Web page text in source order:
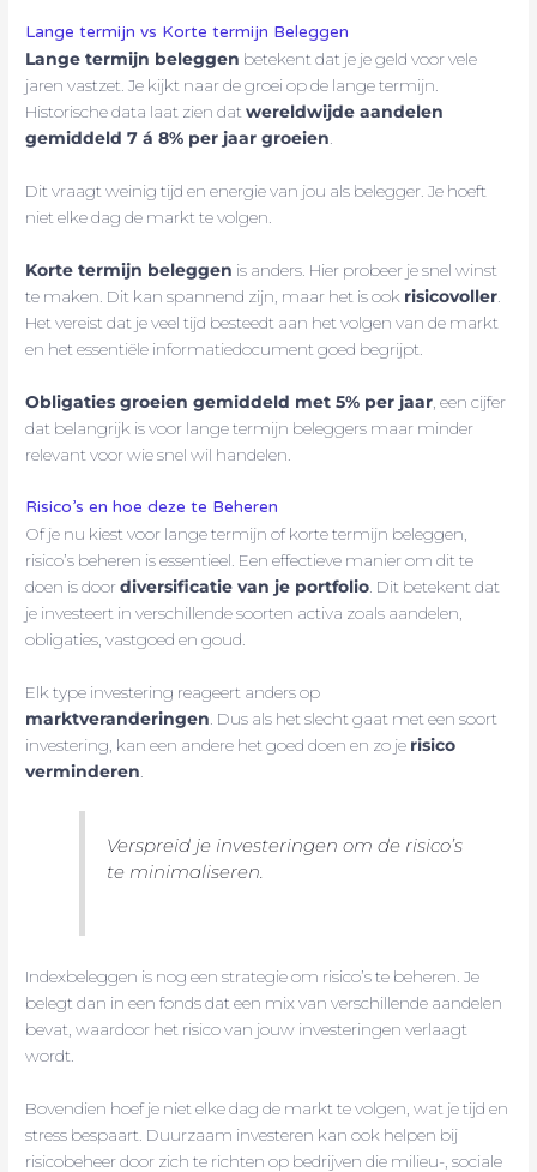
Lange termijn vs Korte termijn Beleggen
Lange termijn beleggen betekent dat je je geld voor vele
jaren vastzet. Je kijkt naar de groei op de lange termijn.
Historische data laat zien datwereldwijde aandelen
gemiddeld 7 á 8% per jaar groeien
Dit vraagt weinig tijd en energie van jou als belegger. Je hoeft
niet elke dag de markt te volgen.
Korte termijn beleggen is anders. Hier probeer je snel winst
te maken. Dit kan spannend zijn, maar het is ook risicovoller
Het vereist dat je veel tijd besteedt aan het volgen van de markt
en het essentiële informatiedocument goed begrijpt.
Obligaties groeien gemiddeld met 5% per jaar , een cijfer
dat belangrijk is voor lange termijn beleggers maar minder
relevant voor wie snel wil handelen.
Risico’s en hoe deze te Beheren
Of je nu kiest voor lange termijn of korte termijn beleggen,
risico’s beheren is essentieel. Een effectieve manier om dit te
doen is doordiversificatie van je portfolio . Dit betekent dat
je investeert in verschillende soorten activa zoals aandelen,
obligaties, vastgoed en goud.
Elk type investering reageert anders op
marktveranderingen . Dus als het slecht gaat met een soort
investering, kan een andere het goed doen en zo je risico
verminderen
Verspreid je investeringen om de risico’s
te minimaliseren.
Indexbeleggen is nog een strategie om risico’s te beheren. Je
belegt dan in een fonds dat een mix van verschillende aandelen
bevat, waardoor het risico van jouw investeringen verlaagt
wordt.
Bovendien hoef je niet elke dag de markt te volgen, wat je tijd en
stress bespaart. Duurzaam investeren kan ook helpen bij
risicobeheer door zich te richten op bedrijven die milieu-, sociale